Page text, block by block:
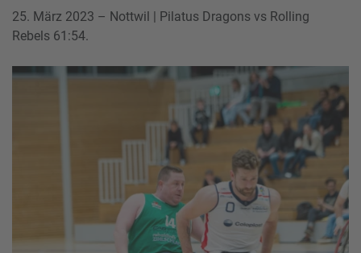
25. März 2023 – Nottwil | Pilatus Dragons vs Rolling
Rebels 61:54.